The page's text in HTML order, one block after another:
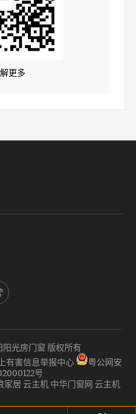
更多
阳光房门窗 版权所有
有害信息举报中心
粤公网安
号
家居 云主机 中华门窗网 云主机